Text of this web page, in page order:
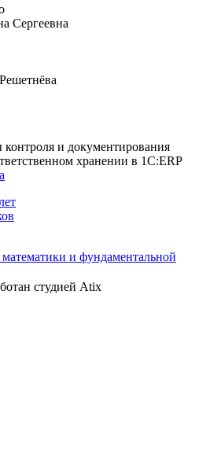
Сергеевна
контроля и документирования
хранении в 1С:ERP
и фундаментальной
студией Atix